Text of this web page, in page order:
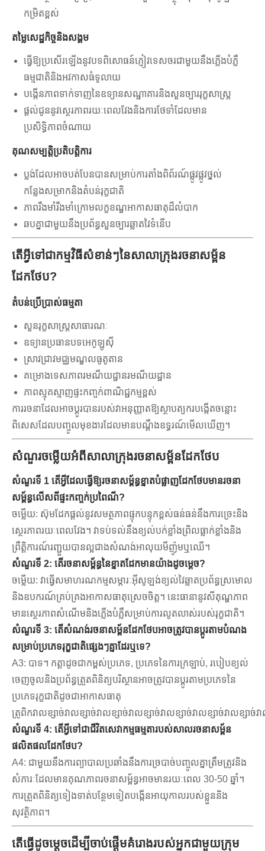
កម្រិតខ្ពស់
តម្លៃសេដ្ឋកិច្ចនិងសង្គម
ធ្វើឱ្យប្រសើរឡើងនូវបទពិសោធន៍ភ្ញៀវទេសចរជាមួយនឹងភ្លើងបំភ្លឺ
ធម្មជាតិនិងអវកាសធំទូលាយ
បង្កើនភាពទាក់ទាញនៃឧទ្យានសណ្ឋាគារនិងសួនច្បាររុក្ខសាស្ត្រ
ផ្តល់ជូននូវស្ថេរភាពរយៈពេលវែងនិងការថែទាំដែលមាន
ប្រសិទ្ធិភាពចំណាយ
គុណសម្បត្តិប្រតិបត្តិការ
ប្លង់ដែលអាចបត់បែនបានសម្រាប់ការតាំងពិព័រណ៍ផ្លូវផ្លូវថ្នល់
កន្លែងសម្រាកនិងតំបន់រុក្ខជាតិ
ភាពរឹងមាំរឹងមាំក្រោមលក្ខខណ្ឌអាកាសធាតុដ៏លំបាក
ឆបគ្នាជាមួយនឹងប្រព័ន្ធសួនច្បារឆ្លាតវៃទំនើប
តើអ្វីទៅជាកម្មវិធីសំខាន់ៗនៃសាលាក្រុងរចនាសម្ព័ន
ដែកថែប?
តំបន់ប្រើប្រាស់ធម្មតា
សួនរុក្ខសាស្ត្រសាធារណៈ
ឧទ្យានប្រធានបទអេកូឡូស៊ី
ស្រាវជ្រាវមជ្ឈមណ្ឌលធូតូតាន
គម្រោងទេសភាពរមណីយដ្ឋានរមណីយដ្ឋាន
ភាពស្មុគស្មាញផ្ទះកញ្ចក់ពាណិជ្ជកម្មខ្ពស់
ការរចនាដែលអាចប្តូរបានរបស់វាអនុញ្ញាតឱ្យស្ថាបត្យករបង្កើតចន្លោះ
ពិសេសដែលបញ្ចូលមុខងារដែលមានបណ្តឹងឧទ្ធរណ៍មើលឃើញ។
សំណួរចម្លើយអំពីសាលាក្រុងរចនាសម្ព័នដែកថែប
សំណួរទី 1 តើអ្វីដែលធ្វើឱ្យរចនាសម្ព័ន្ធខ្នាតបំផ្លាញដែកថែបមានរចនា
សម្ព័ន្ធលើសពីផ្ទះកញ្ចក់ប្រពៃណី?
ចម្លើយ: ស៊ុមដែកផ្តល់នូវសមត្ថភាពផ្ទុកបន្ទុកខ្ពស់ធន់ធន់នឹងការច្រេះនិង
ស្ថេរភាពរយៈពេលវែង។ វាទប់ទល់នឹងខ្យល់បក់ខ្លាំងព្រិលធ្លាក់ខ្លាំងនិង
ព្រឹត្តិការណ៍រញ្ជួយបានល្អជាងសំណង់អាលុយមីញ៉ូមឬឈើ។
សំណួរទី 2: តើរចនាសម្ព័ន្ធនៃខ្នាតដែកមានយ៉ាងដូចម្តេច?
ចម្លើយ: វាធ្វើសមាហរណកម្មសម្ភារៈអ៊ីសូឡង់ខ្យល់វៃឆ្លាតប្រព័ន្ធស្រមោល
និងឧបករណ៍គ្រប់គ្រងអាកាសធាតុស្រេចចិត្ត។ នេះធានានូវសីតុណ្ហភាព
មានស្ថេរភាពសំណើមនិងភ្លើងបំភ្លឺសម្រាប់ការលូតលាស់របស់រុក្ខជាតិ។
សំណួរទី 3: តើសំណង់រចនាសម្ព័នដែកថែបអាចត្រូវបានប្ដូរតាមបំណង
សម្រាប់ប្រភេទរុក្ខជាតិផ្សេងៗគ្នាដែរឬទេ?
A3: បាទ។ កត្តាដូចជាកម្ពស់ប្រភេទ, ប្រភេទនៃការក្រឡាប់, របៀបខ្យល់
ចេញចូលនិងប្រព័ន្ធត្រួតពិនិត្យបរិស្ថានអាចត្រូវបានប្ដូរតាមប្រភេទនៃ
ប្រភេទរុក្ខជាតិដូចជាអាកាសធាតុ
ត្រូពិកវាលខ្សាច់វាលខ្សាច់វាលខ្សាច់វាលខ្សាច់វាលខ្សាច់វាលខ្សាច់វាលខ្សាច់វ
សំណួរទី 4: តើអ្វីទៅជាជីវិតសេវាកម្មធម្មតារបស់សាលរចនាសម្ព័ន
ផលិតផលដែកថែប?
A4: ជាមួយនឹងការព្យាបាលប្រឆាំងនឹងការច្របាច់បញ្ចូលគ្នាត្រឹមត្រូវនិង
សំភារៈដែលមានគុណភាពរចនាសម្ព័ន្ធអាចមានរយៈពេល 30-50 ឆ្នាំ។
ការត្រួតពិនិត្យទៀងទាត់បន្ថែមទៀតបង្កើនអាយុកាលរបស់ខ្លួននិង
សុវត្ថិភាព។
តើធ្វើដូចម្តេចដើម្បីចាប់ផ្តើមគំរោងរបស់អ្នកជាមួយក្រុម